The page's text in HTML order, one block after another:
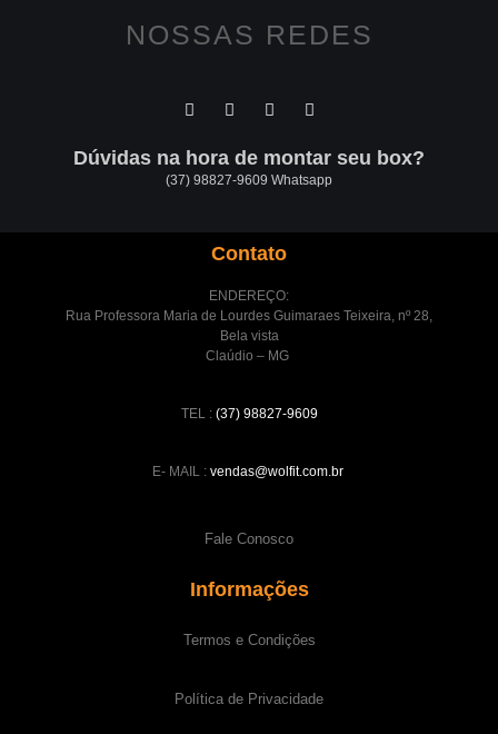
NOSSAS REDES
Dúvidas na hora de montar seu box?
(37) 98827-9609 Whatsapp
Contato
ENDEREÇO:
Rua Professora Maria de Lourdes Guimaraes Teixeira, nº 28,
Bela vista
Claúdio – MG
TEL : (37) 98827-9609
E- MAIL : vendas@wolfit.com.br
Fale Conosco
Informações
Termos e Condições
Política de Privacidade